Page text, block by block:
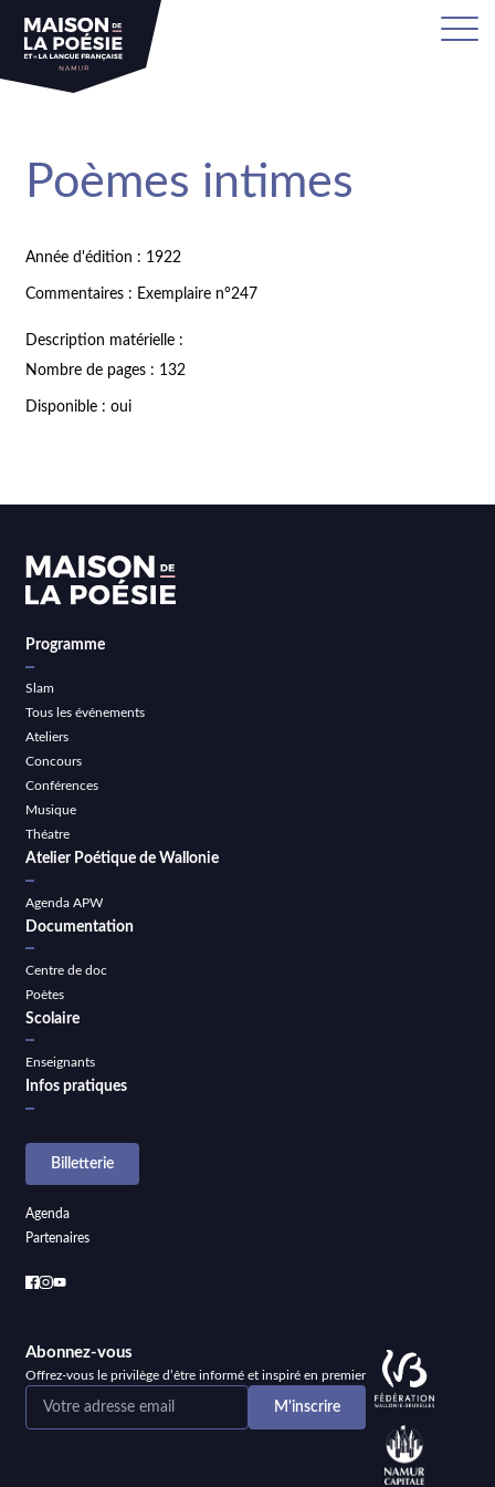
Poèmes intimes
Année d'édition : 1922
Commentaires : Exemplaire n°247
Description matérielle :
Nombre de pages : 132
Disponible : oui
Programme
Slam
Tous les événements
Ateliers
Concours
Conférences
Musique
Théatre
Atelier Poétique de Wallonie
Agenda APW
Documentation
Centre de doc
Poètes
Scolaire
Enseignants
Infos pratiques
Billetterie
Agenda
Partenaires
Abonnez-vous
Offrez-vous le privilège d’être informé et inspiré en premier